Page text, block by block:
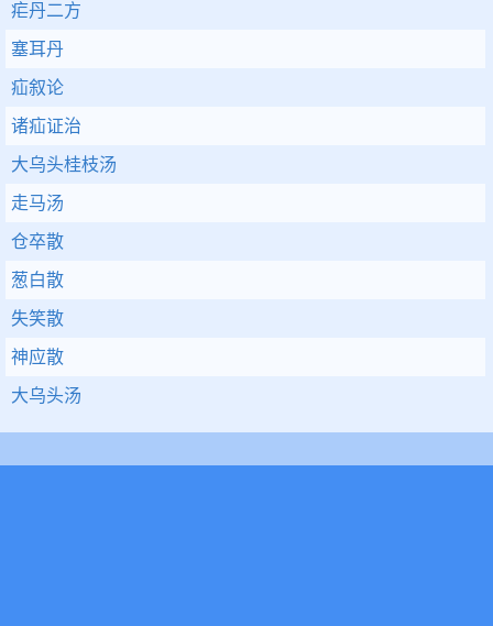
疟丹二方
塞耳丹
疝叙论
诸疝证治
大乌头桂枝汤
走马汤
仓卒散
葱白散
失笑散
神应散
大乌头汤